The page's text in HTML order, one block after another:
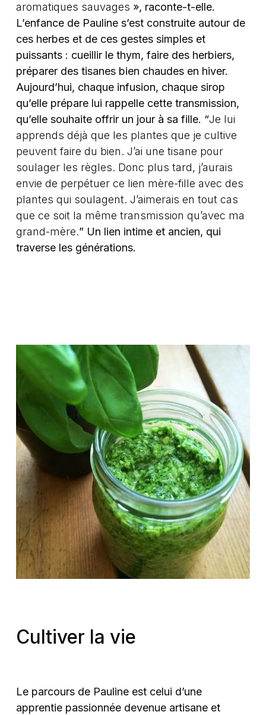
aromatiques sauvages », raconte-t-elle.
L’enfance de Pauline s’est construite autour de
ces herbes et de ces gestes simples et
puissants : cueillir le thym, faire des herbiers,
préparer des tisanes bien chaudes en hiver.
Aujourd’hui, chaque infusion, chaque sirop
qu’elle prépare lui rappelle cette transmission,
qu’elle souhaite offrir un jour à sa fille. “Je lui
apprends déjà que les plantes que je cultive
peuvent faire du bien. J’ai une tisane pour
soulager les règles. Donc plus tard, j’aurais
envie de perpétuer ce lien mère-fille avec des
plantes qui soulagent. J’aimerais en tout cas
que ce soit la même transmission qu’avec ma
grand-mère.” Un lien intime et ancien, qui
traverse les générations.
Cultiver la vie
Le parcours de Pauline est celui d’une
apprentie passionnée devenue artisane et